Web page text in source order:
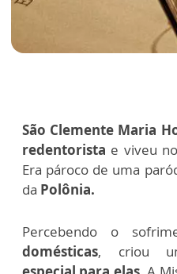
São Clemente Maria
redentorista e viveu
Era pároco de uma
da Polônia.
Percebendo o
domésticas, criou